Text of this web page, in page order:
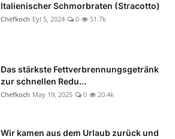
Italienischer Schmorbraten (Stracotto)
Chefkoch Eyl 5, 2024 0 51.7k
Das stärkste Fettverbrennungsgetränk
zur schnellen Redu...
Chefkoch May 19, 2025 0 20.4k
Wir kamen aus dem Urlaub zurück und